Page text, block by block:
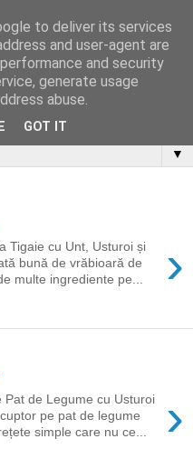
▼
›
Tigaie cu Unt, Usturoi și
bună de vrăbioară de
multe ingrediente pe...
›
Pat de Legume cu Usturoi
pe pat de legume
simple care nu ce...
to deliver its services
and user-agent are
and security
generate usage
abuse.
GOT IT